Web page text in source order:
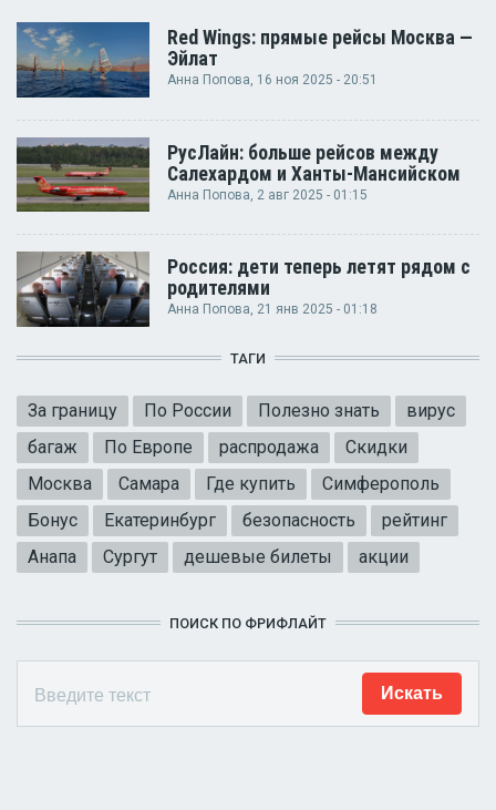
Red Wings: прямые рейсы Москва —
Эйлат
Анна Попова, 16 ноя 2025 - 20:51
РусЛайн: больше рейсов между
Салехардом и Ханты-Мансийском
Анна Попова , 2 авг 2025 - 01:15
Россия: дети теперь летят рядом с
родителями
Анна Попова, 21 янв 2025 - 01:18
ТАГИ
За границу По России Полезно знать
вирус
багаж
По Европе распродажа
Скидки
Москва
Самара Где купить
Симферополь
Бонус
Екатеринбург безопасность
рейтинг
Анапа
Сургут дешевые билеты акции
ПОИСК ПО ФРИФЛАЙТ